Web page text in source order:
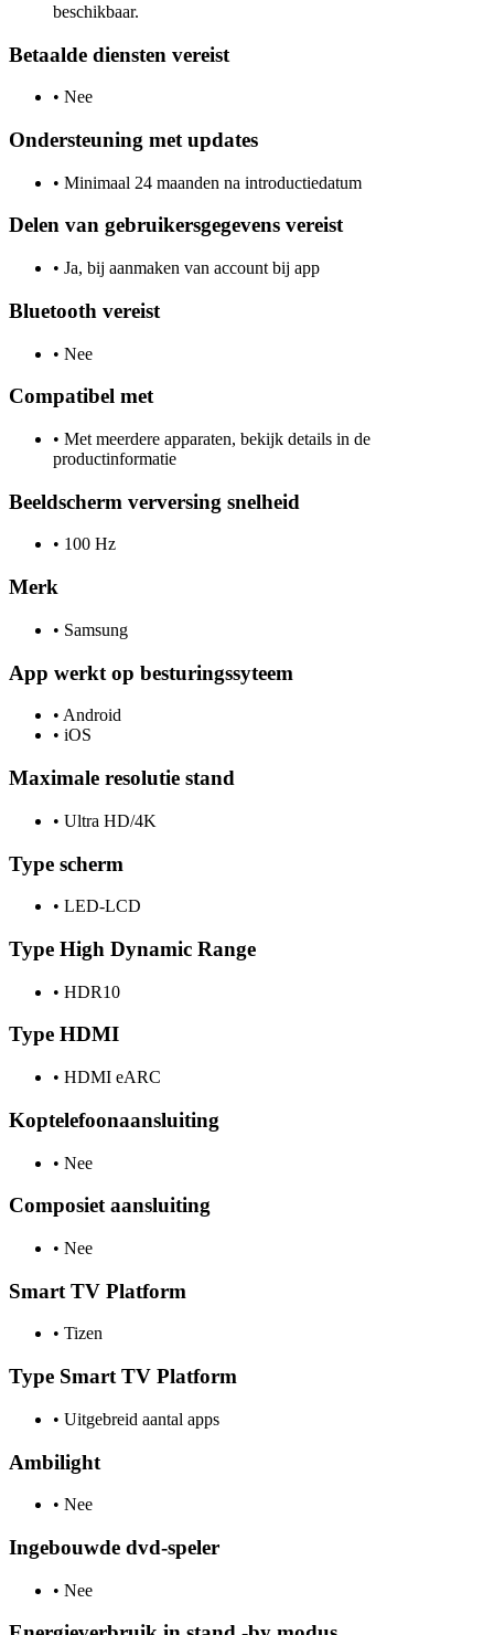
beschikbaar.
Betaalde diensten vereist
• Nee
Ondersteuning met updates
• Minimaal 24 maanden na introductiedatum
Delen van gebruikersgegevens vereist
• Ja, bij aanmaken van account bij app
Bluetooth vereist
• Nee
Compatibel met
• Met meerdere apparaten, bekijk details in de
productinformatie
Beeldscherm verversing snelheid
• 100 Hz
Merk
• Samsung
App werkt op besturingssyteem
• Android
• iOS
Maximale resolutie stand
• Ultra HD/4K
Type scherm
• LED-LCD
Type High Dynamic Range
• HDR10
Type HDMI
• HDMI eARC
Koptelefoonaansluiting
• Nee
Composiet aansluiting
• Nee
Smart TV Platform
• Tizen
Type Smart TV Platform
• Uitgebreid aantal apps
Ambilight
• Nee
Ingebouwde dvd-speler
• Nee